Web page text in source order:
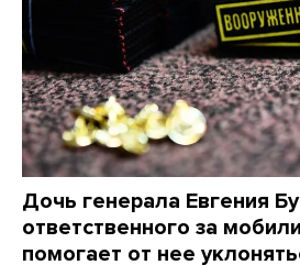
Дочь генерала Евгения
ответственного за
помогает от нее